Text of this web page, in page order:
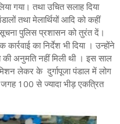
गया। तथा उचित सलाह दिया
तथा मेलार्थियों आदि को कहीं
पुलिस प्रशासन को तुरंत दें।
का निर्देश भी दिया । उन्होंने
की अनुमति नहीं मिली थी । इस साल
लेकर के दुर्गापूजा पंडाल में लोग
100 से ज्यादा भीड़ एकत्रित